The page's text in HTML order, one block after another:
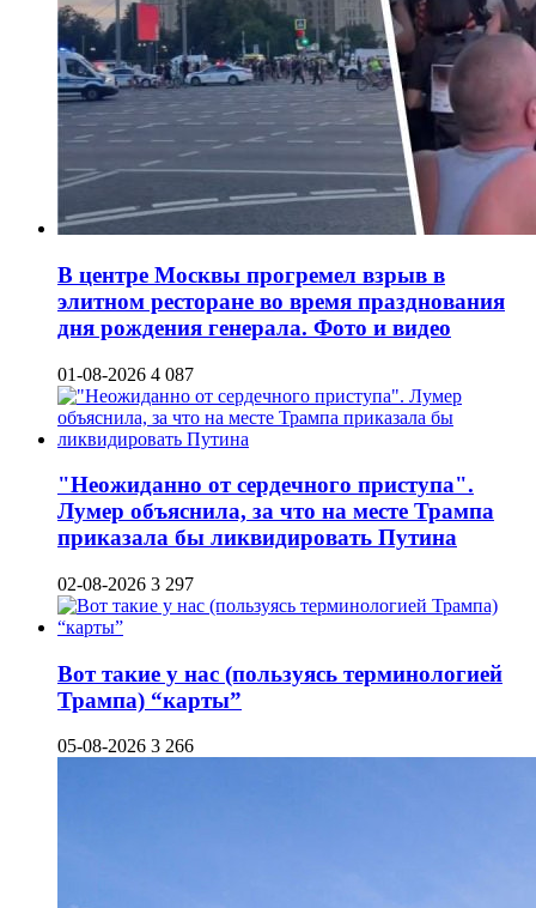
В центре Москвы прогремел взрыв в
элитном ресторане во время празднования
дня рождения генерала. Фото и видео
01-08-2026 4 087
"Неожиданно от сердечного приступа".
Лумер объяснила, за что на месте Трампа
приказала бы ликвидировать Путина
02-08-2026 3 297
Вот такие у нас (пользуясь терминологией
Трампа) “карты”
05-08-2026 3 266